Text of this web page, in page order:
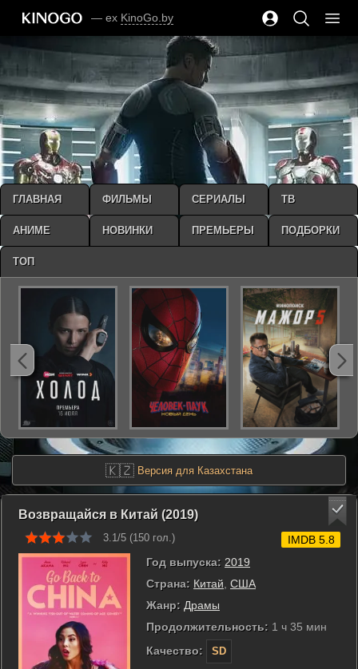
— ex KinoGo.by
🇰🇿 Версия для Казахстана
Возвращайся в Китай (2019)
3.1/5 (150 гол.)
Год выпуска: 2019
Страна: Китай США
Жанр: Драмы
Продолжительность: 1 ч 35 мин
Качество:
SD
IMDB 5.8
ГЛАВНАЯ ФИЛЬМЫ СЕРИАЛЫ ТВ
АНИМЕ НОВИНКИ ПРЕМЬЕРЫ ПОДБОРКИ
ТОП